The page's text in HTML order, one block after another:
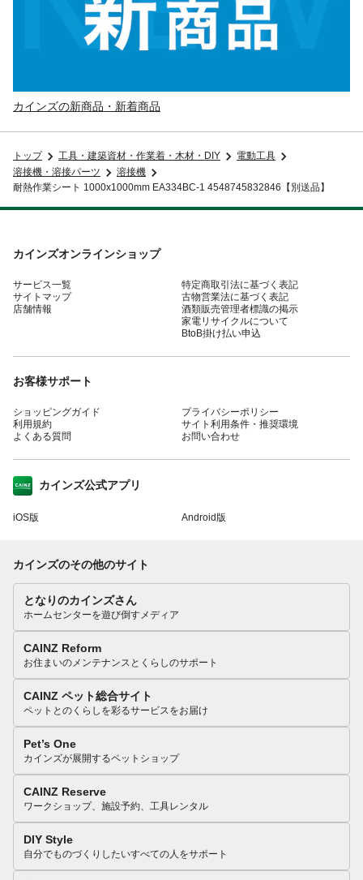
カインズの新商品・新着商品
トップ 工具・建築資材・作業着・木材・DIY
電動工具
溶接機・溶接パーツ
溶接機
耐熱作業シート 1000x1000mm EA334BC-1 4548745832846【別送品】
カインズオンラインショップ
サービス一覧
サイトマップ
店舗情報
特定商取引法に基づく表記
古物営業法に基づく表記
酒類販売管理者標識の掲示
家電リサイクルについて
BtoB掛け払い申込
お客様サポート
ショッピングガイド
利用規約
よくある質問
プライバシーポリシー
サイト利用条件・推奨環境
お問い合わせ
カインズ公式アプリ
iOS版 Android版
カインズのその他のサイト
となりのカインズさん
ホームセンターを遊び倒すメディア
CAINZ Reform
お住まいのメンテナンスとくらしのサポート
CAINZ ペット総合サイト
ペットとのくらしを彩るサービスをお届け
Pet’s One
カインズが展開するペットショップ
CAINZ Reserve
ワークショップ、施設予約、工具レンタル
DIY Style
自分でものづくりしたいすべての人をサポート